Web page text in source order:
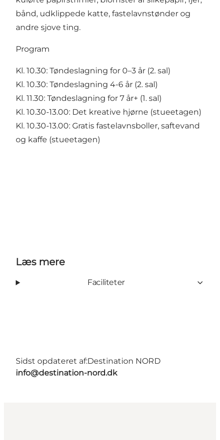
bånd, udklippede katte, fastelavnstønder og
andre sjove ting.
Program
Kl. 10.30: Tøndeslagning for 0–3 år (2. sal)
Kl. 10.30: Tøndeslagning 4-6 år (2. sal)
Kl. 11.30: Tøndeslagning for 7 år+ (1. sal)
Kl. 10.30-13.00: Det kreative hjørne (stueetagen)
Kl. 10.30-13.00: Gratis fastelavnsboller, saftevand
og kaffe (stueetagen)
Læs mere
Faciliteter
Sidst opdateret af:Destination NORD
info@destination-nord.dk